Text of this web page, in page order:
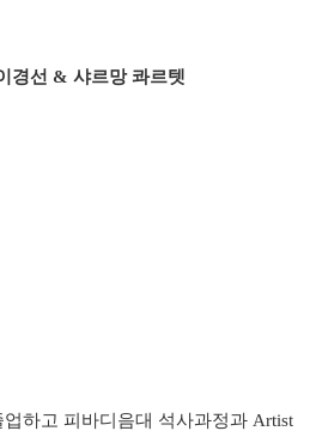
경선 & 샤르망 콰르텟
하고 피바디음대 석사과정과 Artist